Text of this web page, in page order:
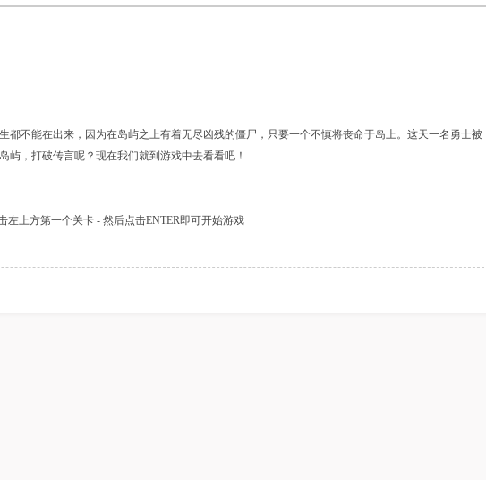
都不能在出来，因为在岛屿之上有着无尽凶残的僵尸，只要一个不慎将丧命于岛上。这天一名勇士被
屿，打破传言呢？现在我们就到游戏中去看看吧！
左上方第一个关卡 - 然后点击ENTER即可开始游戏